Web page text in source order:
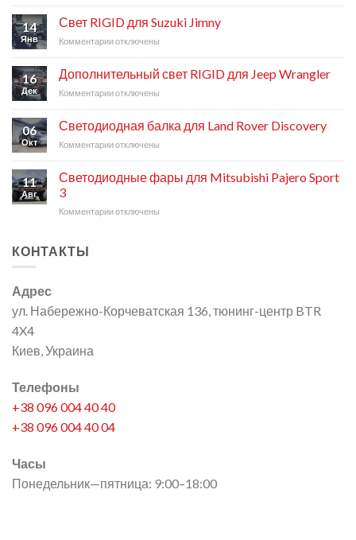
фары
для
Land
200
14
Янв
Свет RIGID для Suzuki Jimny
Комментариик
RIGID
для
Jimny
отключены
16
Дек
Дополнительный свет RIGID для Jeep Wrangler
Комментариик
Дополнительный
свет
RIGID
Jeep
Wrangler
отключены
06
Окт
Светодиодная балка для Land Rover Discovery
Комментариик
Светодиодная
балка
Land
отключены
11
Авг
Светодиодные фары для Mitsubishi Pajero Sport
3
Комментариик
3
отключены
КОНТАКТЫ
Адрес
ул. Набережно-Корчеватская 136, тюнинг-центр BTR
4X4
Киев, Украина
Телефоны
+38 096 004 40 40
+38 096 004 40 04
Часы
Понедельник—пятница: 9:00–18:00